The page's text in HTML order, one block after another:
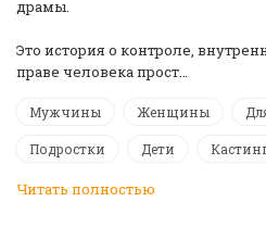
драмы.
Это история о контроле,
праве человека прост…
Мужчины Женщины
Подростки Дети
Читать полностью